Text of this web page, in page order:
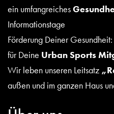
ein umfangreiches
Informationstage
Förderung Deiner
für Deine Urban Sports
Wir leben unseren Leitsatz
außen und im ganzen Haus